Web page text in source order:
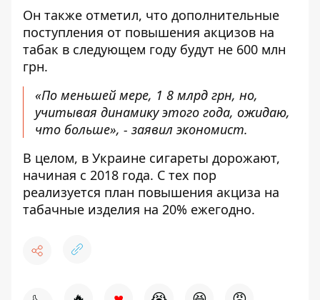
Он также отметил, что дополнительные
поступления от повышения акцизов на
табак в следующем году будут не 600 млн
грн.
«По меньшей мере, 1 8 млрд грн, но,
учитывая динамику этого года, ожидаю,
что больше», - заявил экономист.
В целом, в Украине сигареты дорожают,
начиная с 2018 года. С тех пор
реализуется план повышения акциза на
табачные изделия на 20% ежегодно.